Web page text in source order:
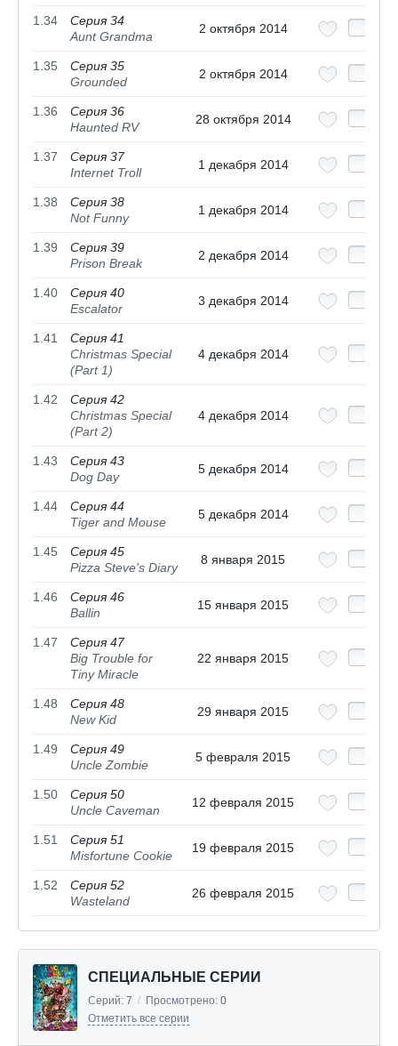
1.34
Серия 34
Aunt Grandma
2 октября 2014
1.35
Серия 35
Grounded
2 октября 2014
1.36
Серия 36
Haunted RV
28 октября 2014
1.37
Серия 37
Internet Troll
1 декабря 2014
1.38
Серия 38
Not Funny
1 декабря 2014
1.39
Серия 39
Prison Break
2 декабря 2014
1.40
Серия 40
Escalator
3 декабря 2014
1.41
Серия 41
Christmas Special
(Part 1)
4 декабря 2014
1.42
Серия 42
Christmas Special
(Part 2)
4 декабря 2014
1.43
Серия 43
Dog Day
5 декабря 2014
1.44
Серия 44
Tiger and Mouse
5 декабря 2014
1.45
Серия 45
Pizza Steve's Diary
8 января 2015
1.46
Серия 46
Ballin
15 января 2015
1.47
Серия 47
Big Trouble for
Tiny Miracle
22 января 2015
1.48
Серия 48
New Kid
29 января 2015
1.49
Серия 49
Uncle Zombie
5 февраля 2015
1.50
Серия 50
Uncle Caveman
12 февраля 2015
1.51
Серия 51
Misfortune Cookie
19 февраля 2015
1.52
Серия 52
Wasteland
26 февраля 2015
СПЕЦИАЛЬНЫЕ СЕРИИ
Серий: 7 / Просмотрено: 0
Отметить все серии